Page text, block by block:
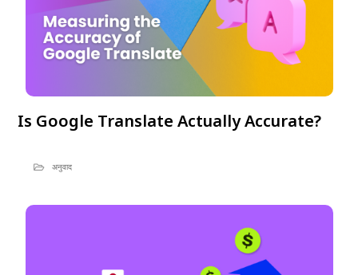
Is Google Translate Actually Accurate?
अनुवाद